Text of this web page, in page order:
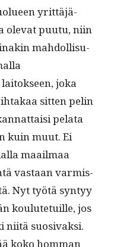
yrit­täjä­
ole­vat puu­tu, niin
mah­dol­lisu­
joka
sit­ten pelin
pela­ta
kuin muut. Ei
maail­maa
vas­taan varmis­
Nyt työtä syn­tyy
koulute­tu­ille, jos
niitä suo­si­vak­si.
koko hom­man